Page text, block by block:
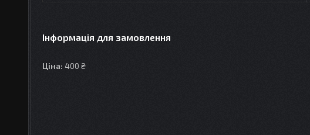
Інформація для замовлення
Ціна: 400 ₴